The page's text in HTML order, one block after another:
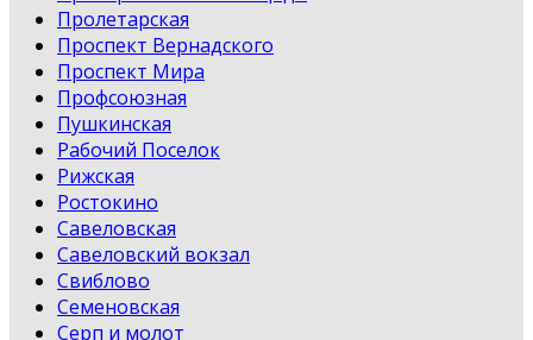
Пролетарская
Проспект Вернадского
Проспект Мира
Профсоюзная
Пушкинская
Рабочий Поселок
Рижская
Ростокино
Савеловская
Савеловский вокзал
Свиблово
Семеновская
Серп и молот